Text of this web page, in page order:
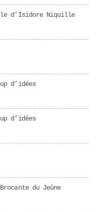
d’Isidore Niquille
d’idées
d’idées
du Jeûne